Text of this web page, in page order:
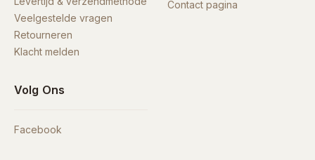
Veelgestelde vragen
Retourneren
Klacht melden
Contact pagina
Volg Ons
Facebook